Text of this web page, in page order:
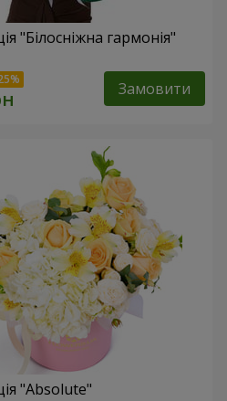
"Білосніжна гармонія"
Замовити
"Absolute"